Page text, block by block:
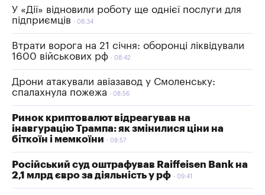
У «Дії» відновили роботу ще однієї послуги для
підприємців
08:34
Втрати ворога на 21 січня: оборонці ліквідували
1600 військових рф
08:42
Дрони атакували авіазавод у Смоленську:
спалахнула пожежа
08:56
Ринок криптовалют відреагував на
інавгурацію Трампа: як змінилися ціни на
біткоїн і мемкоїни
08:57
Російський суд оштрафував Raiffeisen Bank на
2,1 млрд євро за діяльність у рф
09:41